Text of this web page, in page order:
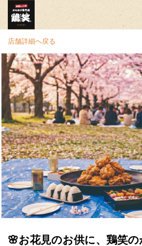
店舗詳細へ戻る
🌸お花見のお供に、鶏笑